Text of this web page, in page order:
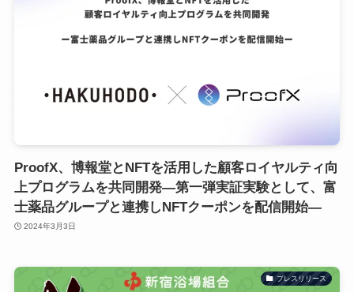
ProofX、博報堂とNFTを活用した顧客ロイヤルティ向
上プログラムを共同開発―第一弾実証実験として、富
士薬品グループと連携しNFTクーポンを配信開始―
2024年3月3日
プレスリリース